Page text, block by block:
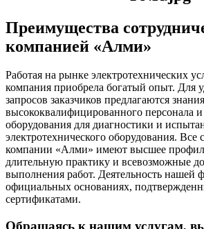
Преимущества
компанией «Алми»
Работая на рынке электротехнических
компания приобрела богатый опыт. Для
запросов заказчиков предлагаются
высококвалифицированного персонала
оборудования для диагностики и
электротехнического оборудования. Все
компании «Алми» имеют высшее
длительную практику и всевозможные
выполнения работ. Деятельность нашей
официальных основаниях,
сертификатами.
Обращаясь к нашим услугам,